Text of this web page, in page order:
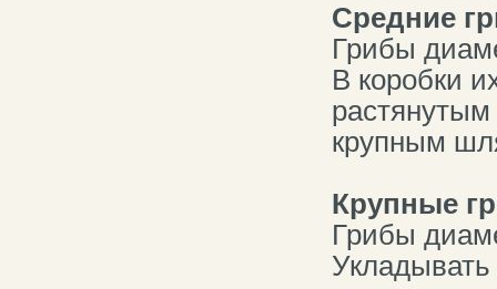
Средние
Грибы
В коробки
крупным
Крупные
Грибы